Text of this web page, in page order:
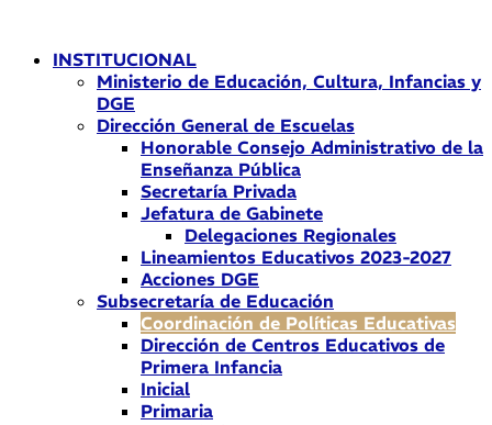
contenidoINSTITUCIONAL
Ministerio de Educación, Cultura, Infancias y
DGE
Dirección General de Escuelas
Honorable Consejo Administrativo de la
Enseñanza Pública
Secretaría Privada
Jefatura de Gabinete
Delegaciones Regionales
Lineamientos Educativos 2023-2027
Acciones DGE
Subsecretaría de Educación
Coordinación de Políticas Educativas
Dirección de Centros Educativos de
Primera Infancia
Inicial
Primaria